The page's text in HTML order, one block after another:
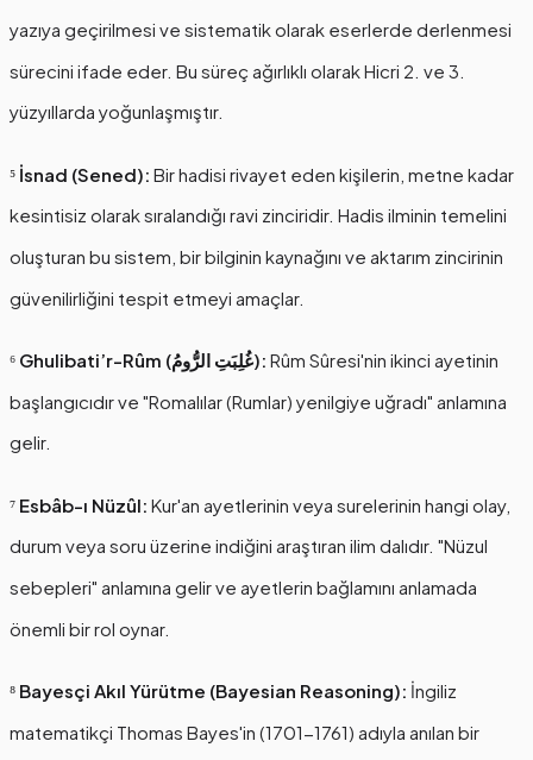
yazıya geçirilmesi ve sistematik olarak eserlerde derlenmesi
sürecini ifade eder. Bu süreç ağırlıklı olarak Hicri 2. ve 3.
yüzyıllarda yoğunlaşmıştır.
⁵ İsnad (Sened): Bir hadisi rivayet eden kişilerin, metne kadar
kesintisiz olarak sıralandığı ravi zinciridir. Hadis ilminin temelini
oluşturan bu sistem, bir bilginin kaynağını ve aktarım zincirinin
güvenilirliğini tespit etmeyi amaçlar.
⁶ Ghulibati’r-Rûm (غُلِبَتِ الرُّومُ): Rûm Sûresi'nin ikinci ayetinin
başlangıcıdır ve "Romalılar (Rumlar) yenilgiye uğradı" anlamına
gelir.
⁷ Esbâb-ı Nüzûl: Kur'an ayetlerinin veya surelerinin hangi olay,
durum veya soru üzerine indiğini araştıran ilim dalıdır. "Nüzul
sebepleri" anlamına gelir ve ayetlerin bağlamını anlamada
önemli bir rol oynar.
⁸ Bayesçi Akıl Yürütme (Bayesian Reasoning): İngiliz
matematikçi Thomas Bayes'in (1701-1761) adıyla anılan bir